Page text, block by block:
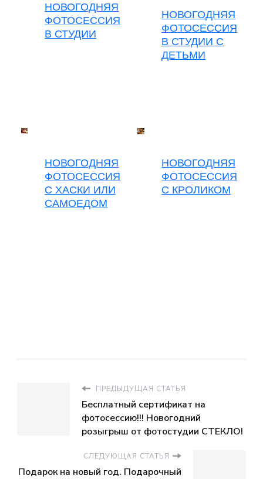
НОВОГОДНЯЯ
ФОТОСЕССИЯ
В СТУДИИ
НОВОГОДНЯЯ
ФОТОСЕССИЯ
В СТУДИИ С
ДЕТЬМИ
НОВОГОДНЯЯ
ФОТОСЕССИЯ
С ХАСКИ ИЛИ
САМОЕДОМ
НОВОГОДНЯЯ
ФОТОСЕССИЯ
С КРОЛИКОМ
ПРЕДЫДУЩАЯ СТАТЬЯ
Бесплатный сертификат на
фотосессию!!! Новогодний
розыгрыш от фотостудии СТЕКЛО!
СЛЕДУЮЩАЯ СТАТЬЯ
Подарок на новый год. Подарочный